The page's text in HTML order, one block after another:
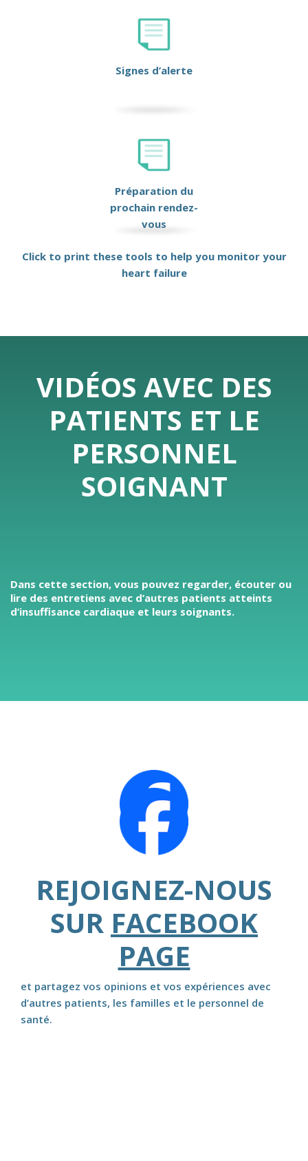
Signes d’alerte
Préparation du
prochain rendez-
vous
Click to print these tools to help you monitor your
heart failure
VIDÉOS AVEC DES
PATIENTS ET LE
PERSONNEL
SOIGNANT
Dans cette section, vous pouvez regarder, écouter ou
lire des entretiens avec d’autres patients atteints
d’insuffisance cardiaque et leurs soignants.
REJOIGNEZ-NOUS
SUR FACEBOOK
PAGE
et partagez vos opinions et vos expériences avec
d’autres patients, les familles et le personnel de
santé.